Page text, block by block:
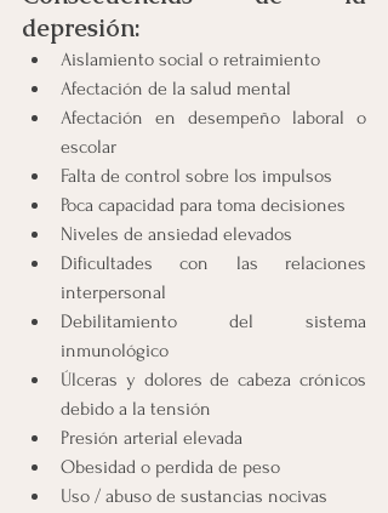
depresión:
Aislamiento social o retraimiento
Afectación de la salud mental
Afectación en desempeño laboral o
escolar
Falta de control sobre los impulsos
Poca capacidad para toma decisiones
Niveles de ansiedad elevados
Dificultades con las relaciones
interpersonal
Debilitamiento del sistema
inmunológico
Úlceras y dolores de cabeza crónicos
debido a la tensión
Presión arterial elevada
Obesidad o perdida de peso
Uso / abuso de sustancias nocivas